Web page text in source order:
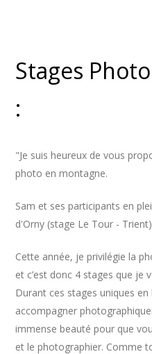
Stages
:
"Je suis heureux de vous
photo en montagne.
Sam et ses participants en
d'Orny (stage Le Tour - Trient)
Cette année, je privilégie la
et c’est donc 4 stages que je
Durant ces stages uniques
accompagner
immense beauté pour que
et le photographier. Comme